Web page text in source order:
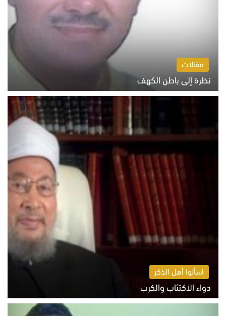
مقالات
نظرة إلى باطن الكهف
السبت 8 أغسطس 2026 11:04 ص
اسألوا أهل الذكر
دواء الاكتئاب والكرب
السبت 8 أغسطس 2026 10:54 ص